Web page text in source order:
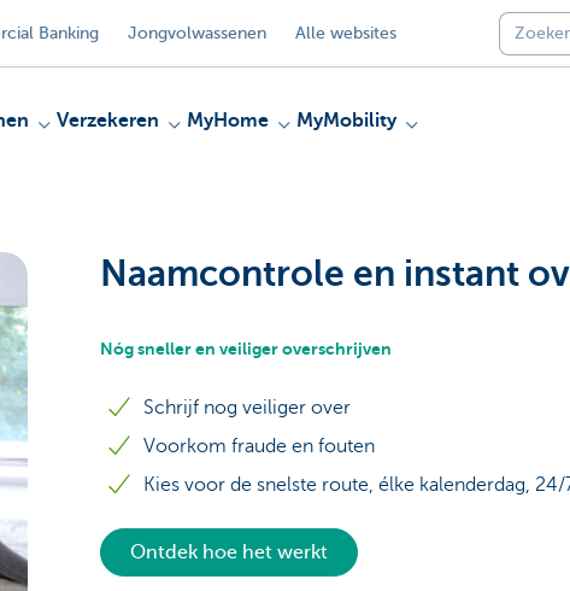
Banking Jongvolwassenen Alle websites
Verzekeren MyHome MyMobility
Naamcontrole en instant
Nóg sneller en veiliger overschrijven
Schrijf nog veiliger over
Voorkom fraude en fouten
Kies voor de snelste route, élke kalenderdag, 24/
Ontdek hoe het werkt